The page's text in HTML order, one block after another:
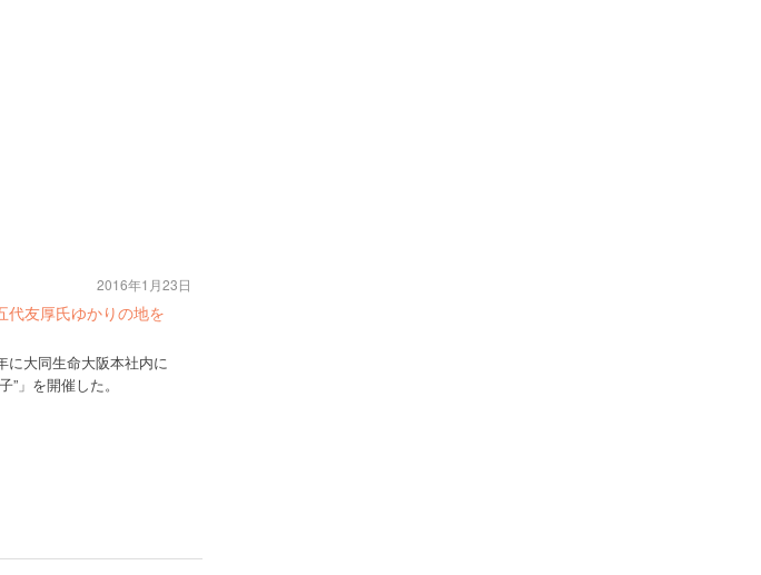
代友厚氏ゆかりの地を
に大同生命大阪本社内に
」を開催した。
2016年1月23日